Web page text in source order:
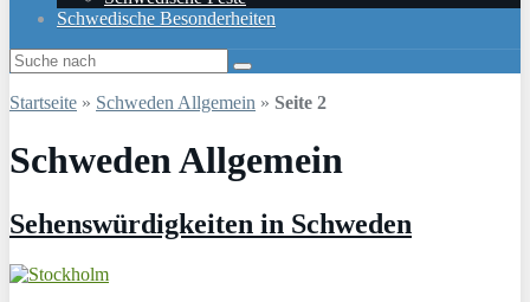
Schwedische Besonderheiten
Startseite » Schweden Allgemein » Seite 2
Schweden Allgemein
Sehenswürdigkeiten in Schweden